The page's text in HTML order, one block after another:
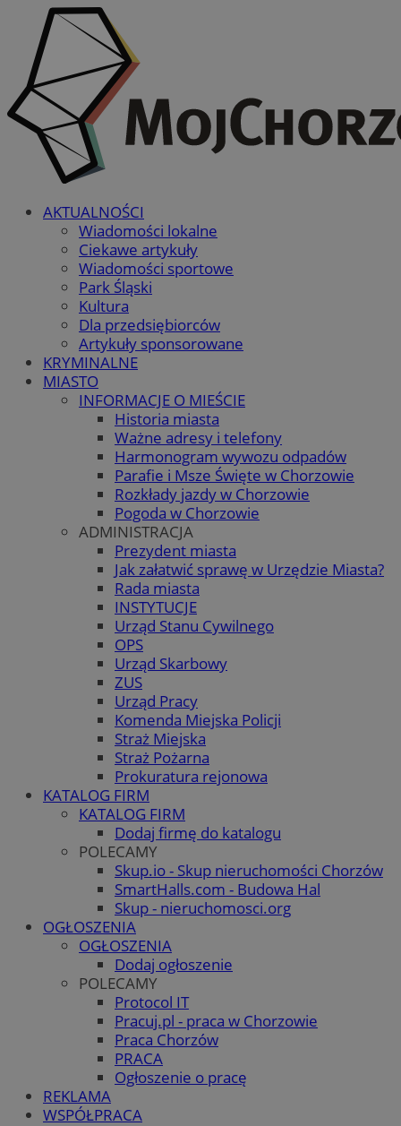
AKTUALNOŚCI
Wiadomości lokalne
Ciekawe artykuły
Wiadomości sportowe
Park Śląski
Kultura
Dla przedsiębiorców
Artykuły sponsorowane
KRYMINALNE
MIASTO
INFORMACJE O MIEŚCIE
Historia miasta
Ważne adresy i telefony
Harmonogram wywozu odpadów
Parafie i Msze Święte w Chorzowie
Rozkłady jazdy w Chorzowie
Pogoda w Chorzowie
ADMINISTRACJA
Prezydent miasta
Jak załatwić sprawę w Urzędzie Miasta?
Rada miasta
INSTYTUCJE
Urząd Stanu Cywilnego
OPS
Urząd Skarbowy
ZUS
Urząd Pracy
Komenda Miejska Policji
Straż Miejska
Straż Pożarna
Prokuratura rejonowa
KATALOG FIRM
KATALOG FIRM
Dodaj firmę do katalogu
POLECAMY
Skup.io - Skup nieruchomości Chorzów
SmartHalls.com - Budowa Hal
Skup - nieruchomosci.org
OGŁOSZENIA
OGŁOSZENIA
Dodaj ogłoszenie
POLECAMY
Protocol IT
Pracuj.pl - praca w Chorzowie
Praca Chorzów
PRACA
Ogłoszenie o pracę
REKLAMA
WSPÓŁPRACA